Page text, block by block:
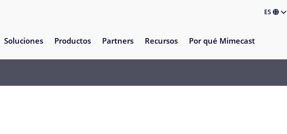
ES
Soluciones Productos Partners Recursos Por qué Mimecast